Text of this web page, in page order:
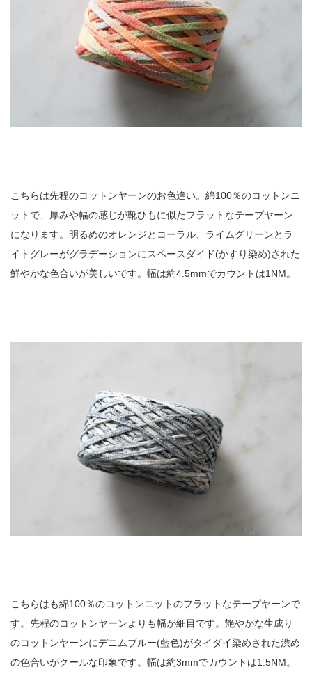
こちらは先程のコットンヤーンのお色違い。綿100％のコットンニ
ットで、厚みや幅の感じが靴ひもに似たフラットなテープヤーン
になります。明るめのオレンジとコーラル、ライムグリーンとラ
イトグレーがグラデーションにスペースダイド(かすり染め)された
鮮やかな色合いが美しいです。幅は約4.5mmでカウントは1NM。
こちらはも綿100％のコットンニットのフラットなテープヤーンで
す。先程のコットンヤーンよりも幅が細目です。艶やかな生成り
のコットンヤーンにデニムブルー(藍色)がタイダイ染めされた渋め
の色合いがクールな印象です。幅は約3mmでカウントは1.5NM。